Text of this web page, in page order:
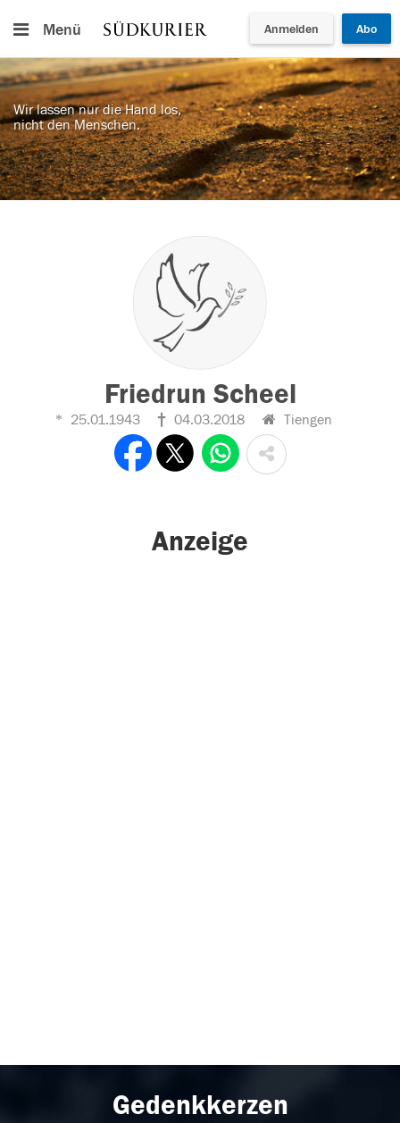
Menü Anmelden Abo
Wir lassen nur die Hand los,
nicht den Menschen.
Friedrun Scheel
25.01.1943 04.03.2018 Tiengen
Anzeige
Gedenkkerzen